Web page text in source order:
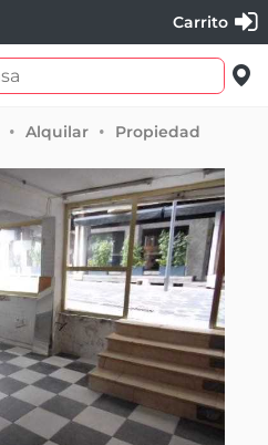
Carrito
Alquilar
Propiedad